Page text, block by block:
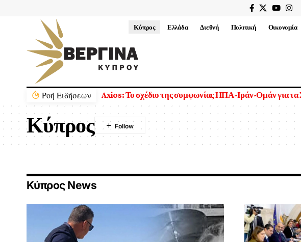
Κύπρος Ελλάδα Διεθνή Πολιτική Οικονομία
Ρoή Ειδήσεων
Axios: Το σχέδιο της συμφωνίας ΗΠΑ-Ιράν-Ομάν για τα Στενά του Ορμούζ
Κύπρος
Κύπρος News